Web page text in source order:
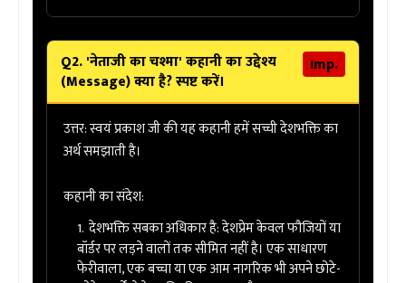
Q2. 'नेताजी का चश्मा' कहानी का उद्देश्य
(Message) क्या है? स्पष्ट करें।
Imp.
उत्तर:स्वयं प्रकाश जी की यह कहानी हमेंसच्ची देशभक्तिका
अर्थ समझाती है।
कहानी का संदेश:
देशभक्ति सबका अधिकार है:देशप्रेम केवल फौजियों या
बॉर्डर पर लड़ने वालों तक सीमित नहीं है। एक साधारण
फेरीवाला, एक बच्चा या एक आम नागरिक भी अपने छोटे-